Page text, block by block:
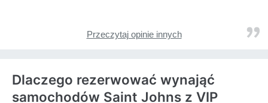
Przeczytaj opinie innych
Dlaczego rezerwować wynająć
samochodów Saint Johns z VIP